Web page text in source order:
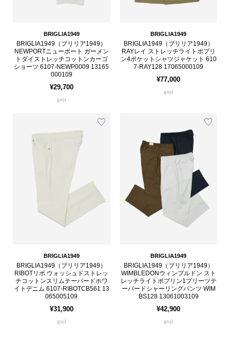
BRIGLIA1949
BRIGLIA1949（ブリリア1949）
NEWPORTニューポート ガーメン
トダイストレッチコットンカーゴ
ショーツ 6107-NEWP0009 13165
000109
¥29,700
guji
BRIGLIA1949
BRIGLIA1949（ブリリア1949）
RAYレイ ストレッチライトポプリ
ン4ポケットシャツジャケット 610
7-RAY128 17065000109
¥77,000
guji
BRIGLIA1949
BRIGLIA1949（ブリリア1949）
RIBOTリボ ウォッシュドストレッ
チコットンスリムテーパードホワ
イトデニム 6107-RIBOTCB561 13
065005109
¥31,900
guji
BRIGLIA1949
BRIGLIA1949（ブリリア1949）
WIMBLEDONウィンブルドン スト
レッチライトポプリン1プリーツテ
ーパードシャーリングパンツ WIM
BS128 13061003109
¥42,900
guji